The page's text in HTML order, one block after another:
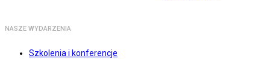
NASZE WYDARZENIA
Szkolenia i konferencje